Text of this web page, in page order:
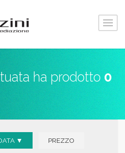
ha prodotto 0
▼ PREZZO